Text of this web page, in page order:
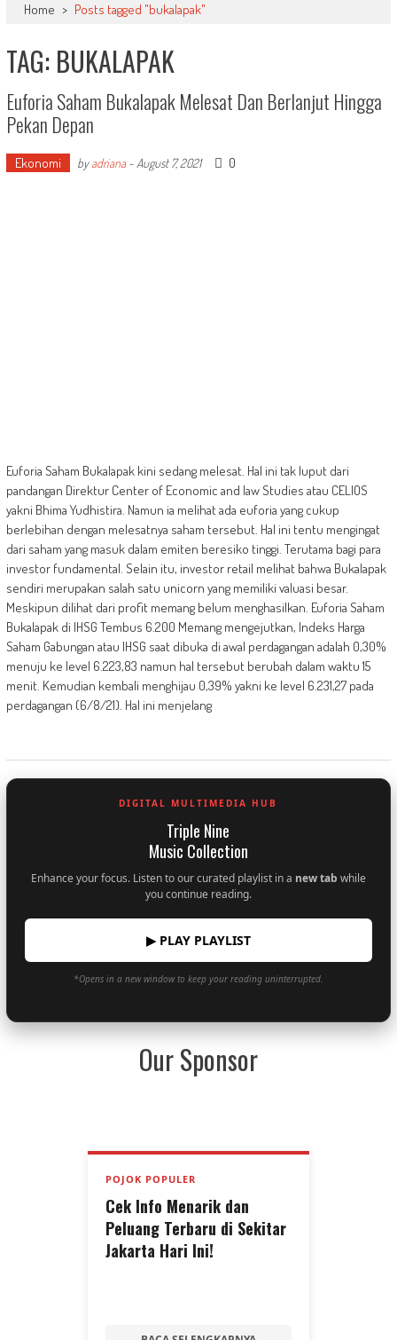
Home > Posts tagged "bukalapak"
TAG: BUKALAPAK
Euforia Saham Bukalapak Melesat Dan Berlanjut Hingga
Pekan Depan
Ekonomi byadriana-August 7, 2021 0
Euforia Saham Bukalapak kini sedang melesat. Hal ini tak luput dari
pandangan Direktur Center of Economic and law Studies atau CELIOS
yakni Bhima Yudhistira. Namun ia melihat ada euforia yang cukup
berlebihan dengan melesatnya saham tersebut. Hal ini tentu mengingat
dari saham yang masuk dalam emiten beresiko tinggi. Terutama bagi para
investor fundamental. Selain itu, investor retail melihat bahwa Bukalapak
sendiri merupakan salah satu unicorn yang memiliki valuasi besar.
Meskipun dilihat dari profit memang belum menghasilkan. Euforia Saham
Bukalapak di IHSG Tembus 6.200 Memang mengejutkan, Indeks Harga
Saham Gabungan atau IHSG saat dibuka di awal perdagangan adalah 0,30%
menuju ke level 6.223,83 namun hal tersebut berubah dalam waktu 15
menit. Kemudian kembali menghijau 0,39% yakni ke level 6.231,27 pada
perdagangan (6/8/21). Hal ini menjelang
DIGITAL MULTIMEDIA HUB
Triple Nine
Music Collection
Enhance your focus. Listen to our curated playlist in a new tab while
you continue reading.
▶ PLAY PLAYLIST
*Opens in a new window to keep your reading uninterrupted.
Our Sponsor
POJOK POPULER
Cek Info Menarik dan
Peluang Terbaru di Sekitar
Jakarta Hari Ini!